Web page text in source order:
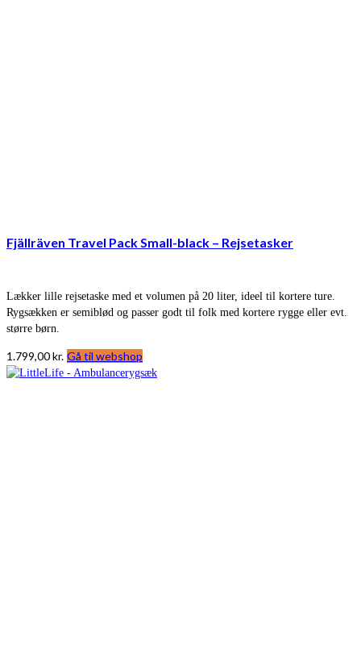
Fjällräven Travel Pack Small-black – Rejsetasker
Lækker lille rejsetaske med et volumen på 20 liter, ideel til kortere ture.
Rygsækken er semiblød og passer godt til folk med kortere rygge eller evt.
større børn.
1.799,00kr. Gå til webshop